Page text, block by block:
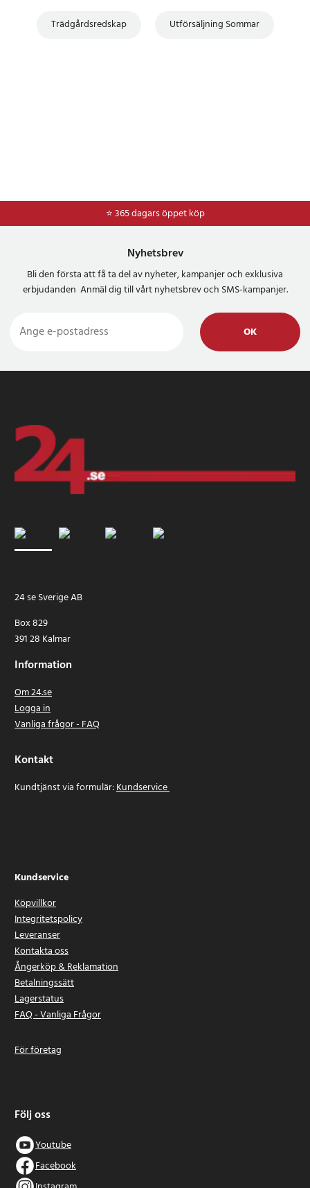
Trädgårdsredskap Utförsäljning Sommar
⭐ 365 dagars öppet köp
⭐Frakt 49kr *
Nyhetsbrev
Bli den första att få ta del av nyheter, kampanjer och exklusiva
erbjudanden Anmäl dig till vårt nyhetsbrev och SMS-kampanjer.
OK
24 se Sverige AB
Box 829
391 28 Kalmar
Information
Om 24.se
Logga in
Vanliga frågor - FAQ
Kontakt
Kundtjänst via formulär:Kundservice
Kundservice
Köpvillkor
Integritetspolicy
Leveranser
Kontakta oss
Ångerköp & Reklamation
Betalningssätt
Lagerstatus
FAQ - Vanliga Frågor
För företag
Följ oss
Youtube
Facebook